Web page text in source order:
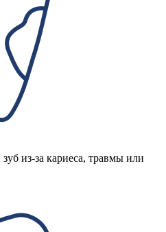
из-за кариеса, травмы или